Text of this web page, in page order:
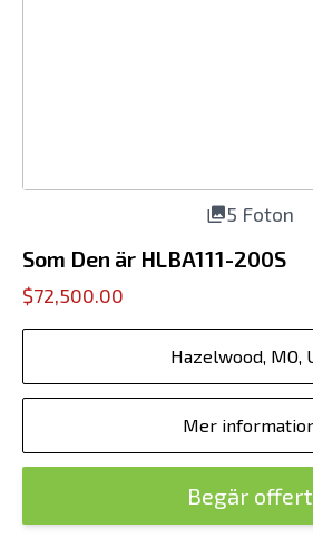
5 Foton
Som Den är HLBA111-200S
$72,500.00
Hazelwood, MO,
Mer
Begär offert